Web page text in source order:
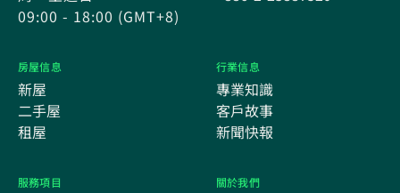
09:00 - 18:00 (GMT+8)
房屋信息
新屋
二手屋
租屋
行業信息
專業知識
客戶故事
新聞快報
服務項目 關於我們